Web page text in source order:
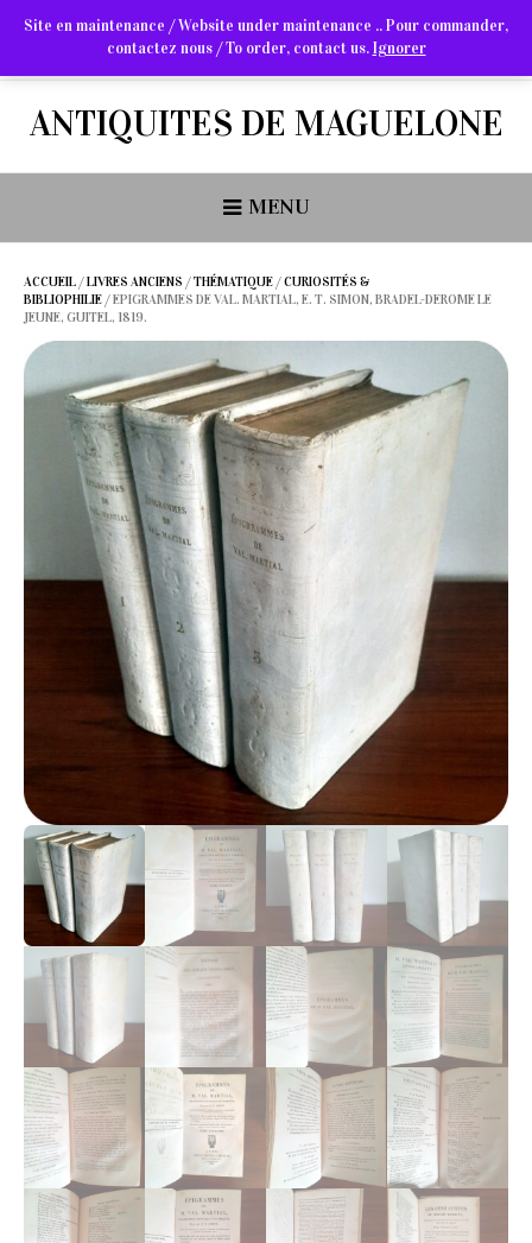
Arts Graphiques & Livres Anciens
ANTIQUITES DE MAGUELONE
MENU
ACCUEIL /LIVRES ANCIENS /THÉMATIQUE /CURIOSITÉS &
BIBLIOPHILIE / EPIGRAMMES DE VAL. MARTIAL, E. T. SIMON, BRADEL-DEROME LE
JEUNE, GUITEL, 1819.
Site en maintenance / Website under maintenance .. Pour commander,
contactez nous / To order, contact us.Ignorer